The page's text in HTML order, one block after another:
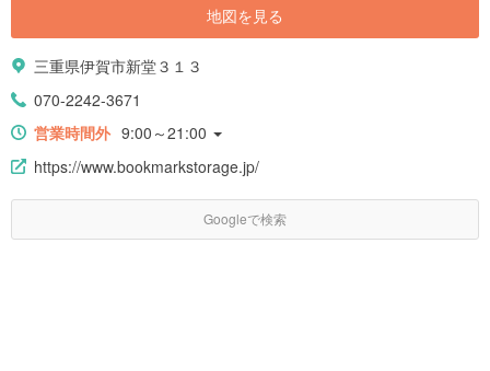
地図を見る
三重県伊賀市新堂３１３
070-2242-3671
営業時間外 9:00～21:00
https://www.bookmarkstorage.jp/
Googleで検索